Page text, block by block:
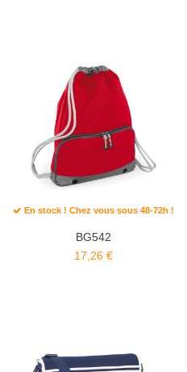
En stock ! Chez vous sous 48-72h !
BG542
17,26 €